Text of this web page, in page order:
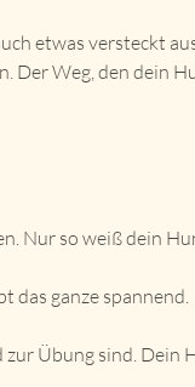
etwas versteckt
Weg, den dein
Nur so weiß dein
das ganze spannend.
Übung sind.